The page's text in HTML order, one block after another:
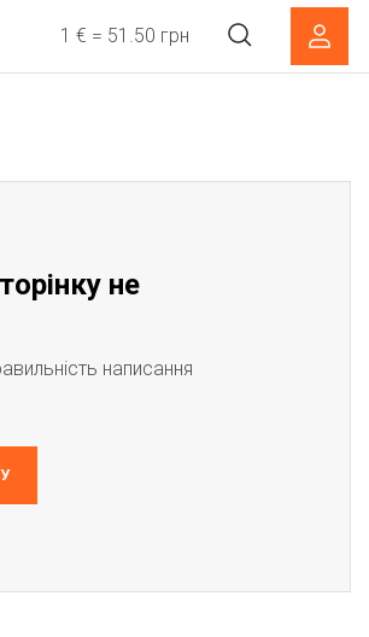
1 € = 51.50 грн
не
написання